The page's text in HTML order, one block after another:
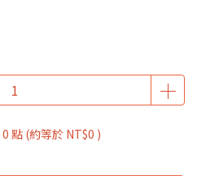
0 點 (約等於 NT$0 )